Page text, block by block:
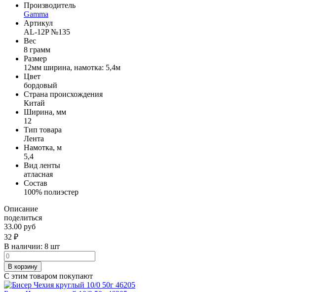
Производитель
Gamma
Артикул
AL-12P №135
Вес
8 грамм
Размер
12мм ширина, намотка: 5,4м
Цвет
бордовый
Страна происхождения
Китай
Ширина, мм
12
Тип товара
Лента
Намотка, м
5,4
Вид ленты
атласная
Состав
100% полиэстер
Описание
поделиться
33.00 руб
32 ₽
В наличии: 8 шт
В корзину
С этим товаром покупают